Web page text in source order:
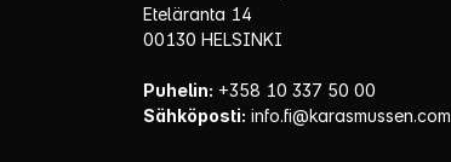
Eteläranta 14
00130 HELSINKI
Puhelin: +358 10 337 50 00
Sähköposti: info.fi@karasmussen.com